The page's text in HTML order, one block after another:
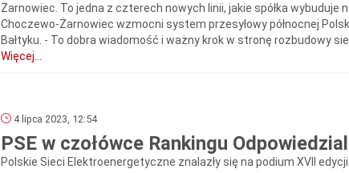
Żarnowiec. To jedna z czterech nowych linii, jakie spółka wybuduje
Choczewo-Żarnowiec wzmocni system przesyłowy północnej
Bałtyku. - To dobra wiadomość i ważny krok w stronę rozbudowy
Więcej...
4 lipca 2023, 12:54
PSE w czołówce Rankingu
Polskie Sieci Elektroenergetyczne znalazły się na podium XVII